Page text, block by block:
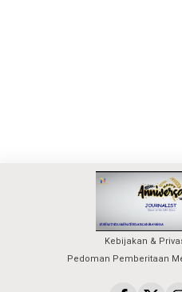
Kebijakan &
Pedoman Pemberitaan